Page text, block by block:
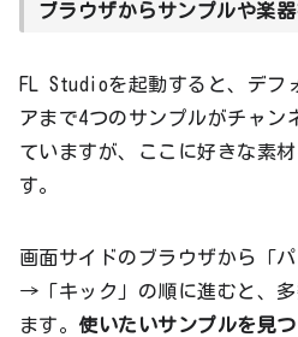
ブラウザからサンプルや楽
FL Studioを起動すると、デフ
アまで4つのサンプルがチャン
ていますが、ここに好きな素
す。
画面サイドのブラウザから「
→「キック」の順に進むと、
ます。 使いたいサンプルを見